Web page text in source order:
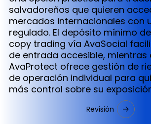
salvadoreños que quieren
mercados internacionales con
regulado. El depósito mínimo de
copy trading vía AvaSocial
de entrada accesible, mientras
AvaProtect ofrece gestión de
de operación individual para
más control sobre su
Revisión